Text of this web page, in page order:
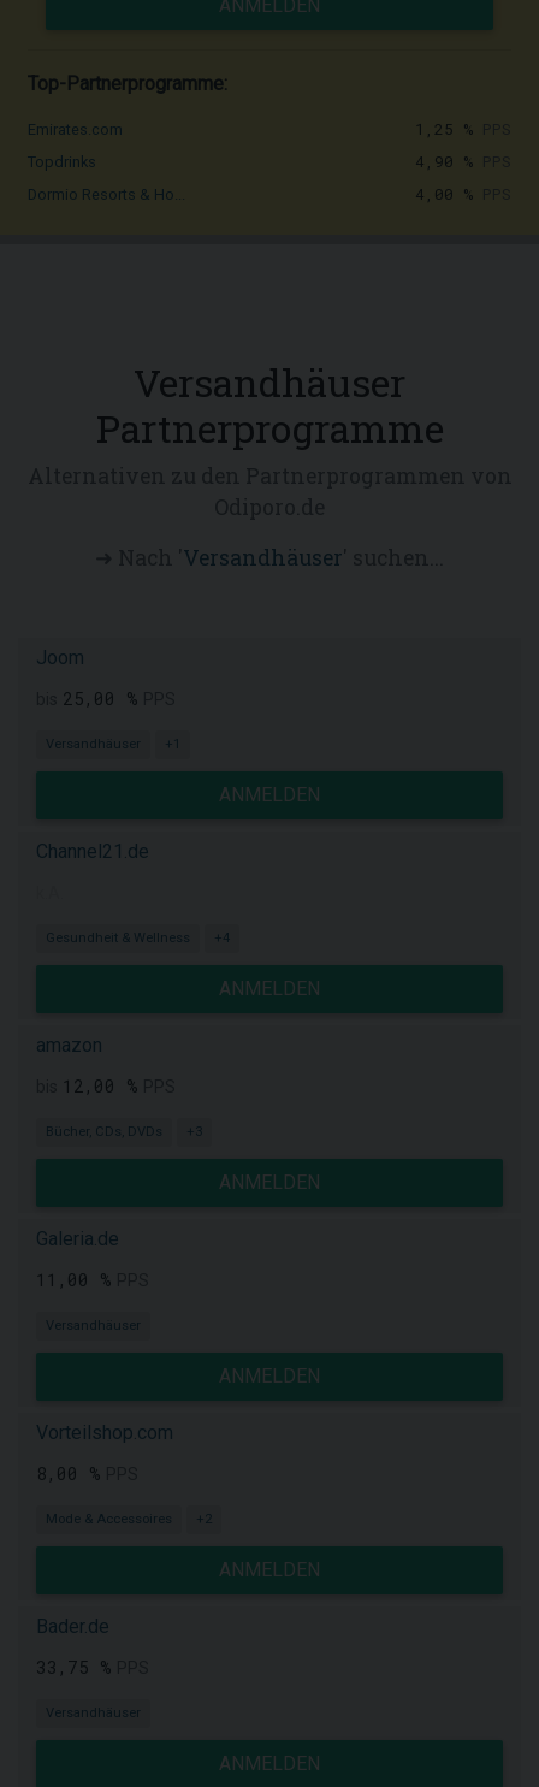
ANMELDEN
Top-Partnerprogramme:
Emirates.com 1,25 %
Topdrinks 4,90 %
Dormio Resorts & Ho... 4,00 %
Versandhäuser
Partnerprogramme
Versandhäuser
Joom
25,00 %
Versandhäuser +1
ANMELDEN
Channel21.de
Gesundheit & Wellness +4
ANMELDEN
amazon
12,00 %
Bücher, CDs, DVDs +3
ANMELDEN
Galeria.de
11,00 %
Versandhäuser
ANMELDEN
Vorteilshop.com
8,00 %
Mode & Accessoires +2
ANMELDEN
Bader.de
33,75 %
Versandhäuser
ANMELDEN